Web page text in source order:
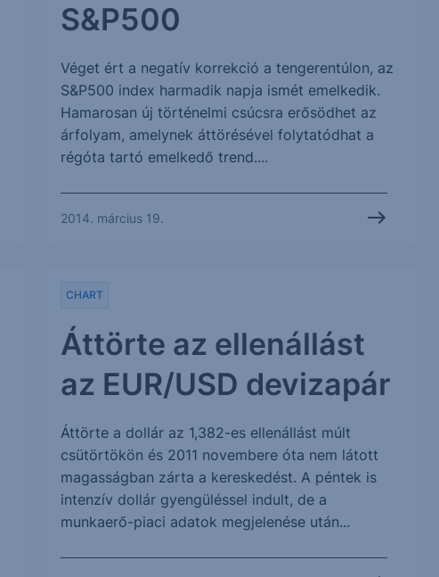
S&P500
Véget ért a negatív korrekció a tengerentúlon, az
S&P500 index harmadik napja ismét emelkedik.
Hamarosan új történelmi csúcsra erősödhet az
árfolyam, amelynek áttörésével folytatódhat a
régóta tartó emelkedő trend....
2014. március 19.
Áttörte az ellenállást
az EUR/USD devizapár
CHART
Áttörte a dollár az 1,382-es ellenállást múlt
csütörtökön és 2011 novembere óta nem látott
magasságban zárta a kereskedést. A péntek is
intenzív dollár gyengüléssel indult, de a
munkaerő-piaci adatok megjelenése után...